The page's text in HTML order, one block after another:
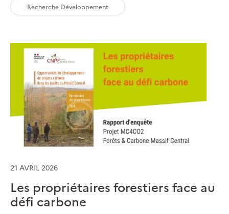
Recherche Développement
21 AVRIL 2026
Les propriétaires forestiers face au
défi carbone